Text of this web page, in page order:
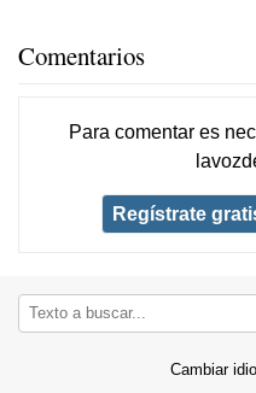
Comentarios
Para comentar es
Regístrate
Cambiar